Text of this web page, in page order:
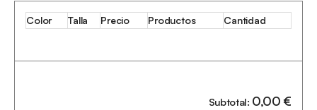
Color Talla Precio Productos Cantidad
Subtotal: 0,00€